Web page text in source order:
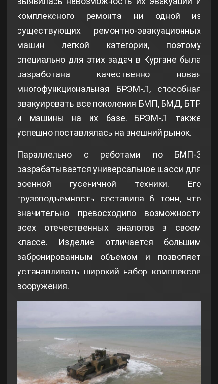
комплексного ремонта ни одной из
существующих ремонтно-эвакуационных
машин легкой категории, поэтому
специально для этих задач в Кургане была
разработана качественно новая
многофункциональная БРЭМ-Л, способная
эвакуировать все поколения БМП, БМД, БТР
и машины на их базе. БРЭМ-Л также
успешно поставлялась на внешний рынок.
Параллельно с работами по БМП-3
разрабатывается универсальное шасси для
военной гусеничной техники. Его
грузоподъемность составила 6 тонн, что
значительно превосходило возможности
всех отечественных аналогов в своем
классе. Изделие отличается большим
забронированным объемом и позволяет
устанавливать широкий набор комплексов
вооружения.